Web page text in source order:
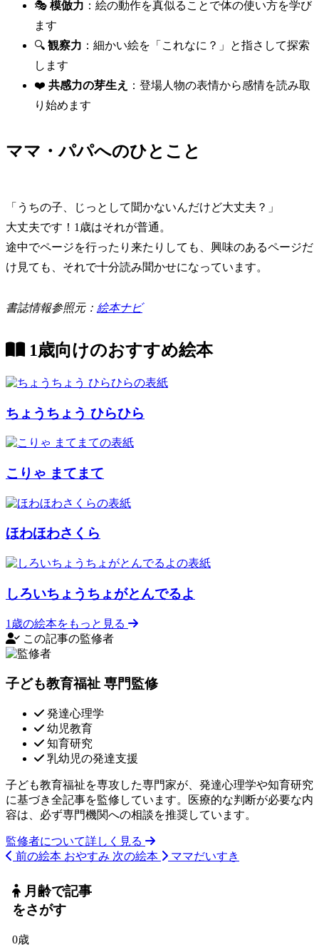
🎭 模倣力 ：絵の動作を真似ることで体の使い方を学び
ます
🔍 観察力 ：細かい絵を「これなに？」と指さして探索
します
❤️ 共感力の芽生え
：登場人物の表情から感情を読み取
り始めます
ママ・パパへのひとこと
「うちの子、じっとして聞かないんだけど大丈夫？」
大丈夫です！1歳はそれが普通。
途中でページを行ったり来たりしても、興味のあるページだ
け見ても、それで十分読み聞かせになっています。
書誌情報参照元： 絵本ナビ
1歳向けのおすすめ絵本
ちょうちょう ひらひら
こりゃ まてまて
ほわほわさくら
しろいちょうちょがとんでるよ
1歳の絵本をもっと見る
この記事の監修者
子ども教育福祉 専門監修
発達心理学
幼児教育
知育研究
乳幼児の発達支援
子ども教育福祉を専攻した専門家が、発達心理学や知育研究
に基づき全記事を監修しています。医療的な判断が必要な内
容は、必ず専門機関への相談を推奨しています。
監修者について詳しく見る
前の絵本 おやすみ 次の絵本 ママだいすき
月齢で記事
をさがす
0歳